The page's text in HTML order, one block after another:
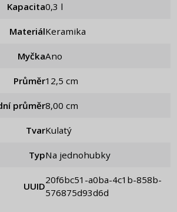
Kapacita 0,3 l
Materiál Keramika
Myčka Ano
Průměr 12,5 cm
průměr 8,00 cm
Tvar Kulatý
Typ Na jednohubky
UUID
20f6bc51-a0ba-4c1b-858b-
576875d93d6d